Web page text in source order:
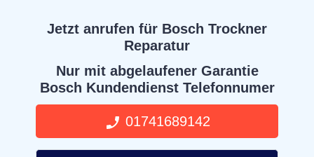
Jetzt anrufen für Bosch Trockner
Reparatur
Nur mit abgelaufener Garantie
Bosch Kundendienst Telefonnumer
01741689142